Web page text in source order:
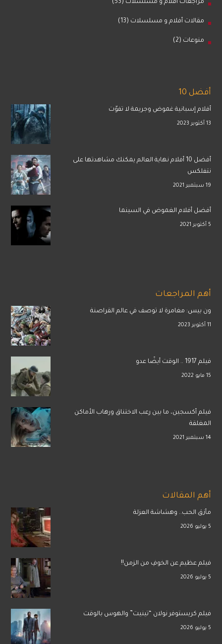
مراجعات أفلام و مسلسلات (53)
مقالات أفلام و مسلسلات (13)
منوعات (2)
أفضل 10
أفلام إسبانية غموض وجريمة لا تفوّت
13 أكتوبر 2023
أفضل 10 أفلام نهاية العالم يمكنك مشاهدتها على
نتفلكس
19 سبتمبر 2021
أفضل أفلام الغموض في السينما
5 أكتوبر 2021
أهم المراجعات
ون بيس: مغامرة لا توصف في عالم القراصنة
11 أكتوبر 2023
فيلم 1917 .. الوقت أيضًا عدو
15 مايو 2022
فيلم أكسجين، ما بين رعب الاختناق ورهاب الأماكن
المغلقة
14 سبتمبر 2021
أهم المقالات
مأزق الحب.. وهشاشة العزلة
5 يوليو 2026
فيلم عظيم عن الخوفِ من الزمن!!
5 يوليو 2026
فيلم كريستوفر نولان “تينيت” والهوس بالوقت
5 يوليو 2026